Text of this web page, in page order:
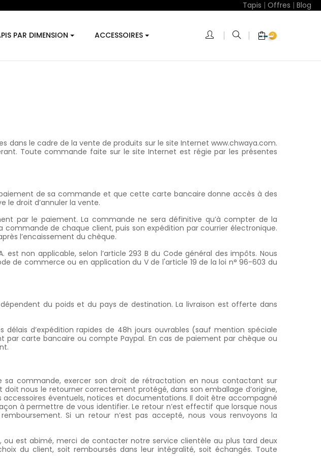
Tapis | Offres | Blog
PAR DIMENSION ACCESSOIRES 0
dans le cadre de la vente de produits sur le site Internet www.chwaya.com.
Toute commande faite sur le site Internet est régie par les présentes
de sa commande et que cette carte bancaire donne accès à des
le droit d’annuler la vente.
par le paiement. La commande ne sera définitive qu’à compter de la
de chaque client, puis son expédition par courrier électronique.
l’encaissement du chèque.
non applicable, selon l’article 293 B du Code général des impôts. Nous
de commerce ou en application du V de l'article 19 de la loi n° 96-603 du
du poids et du pays de destination. La livraison est offerte dans
d’expédition rapides de 48h jours ouvrables (sauf mention spéciale
carte bancaire ou compte Paypal. En cas de paiement par chèque ou
sa commande, exercer son droit de rétractation en nous contactant sur
nous le retourner correctement protégé, dans son emballage d’origine,
éventuels, notices et documentations. Il doit être accompagné
à permettre de vous identifier. Le retour n’est effectif que lorsque nous
Si un retour n’est pas accepté, nous vous renvoyons la
ou est abimé, merci de contacter notre service clientèle au plus tard deux
du client, soit remboursés dans leur intégralité, soit échangés. Toute